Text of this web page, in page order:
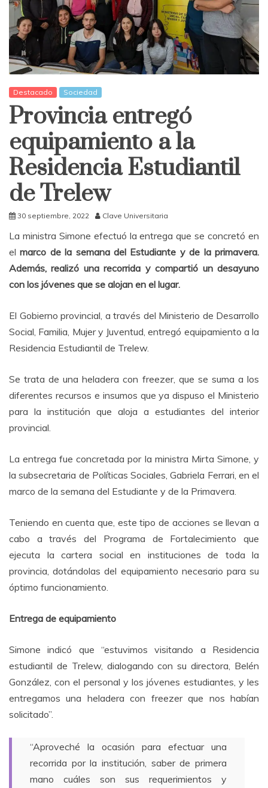
Destacado Sociedad
Provincia entregó
equipamiento a la
Residencia Estudiantil
de Trelew
30 septiembre, 2022 Clave Universitaria
La ministra Simone efectuó la entrega que se concretó en
el marco de la semana del Estudiante y de la primavera.
Además, realizó una recorrida y compartió un desayuno
con los jóvenes que se alojan en el lugar.
El Gobierno provincial, a través del Ministerio de Desarrollo
Social, Familia, Mujer y Juventud, entregó equipamiento a la
Residencia Estudiantil de Trelew.
Se trata de una heladera con freezer, que se suma a los
diferentes recursos e insumos que ya dispuso el Ministerio
para la institución que aloja a estudiantes del interior
provincial.
La entrega fue concretada por la ministra Mirta Simone, y
la subsecretaria de Políticas Sociales, Gabriela Ferrari, en el
marco de la semana del Estudiante y de la Primavera.
Teniendo en cuenta que, este tipo de acciones se llevan a
cabo a través del Programa de Fortalecimiento que
ejecuta la cartera social en instituciones de toda la
provincia, dotándolas del equipamiento necesario para su
óptimo funcionamiento.
Entrega de equipamiento
Simone indicó que “estuvimos visitando a Residencia
estudiantil de Trelew, dialogando con su directora, Belén
González, con el personal y los jóvenes estudiantes, y les
entregamos una heladera con freezer que nos habían
solicitado”.
“Aproveché la ocasión para efectuar una
recorrida por la institución, saber de primera
mano cuáles son sus requerimientos y